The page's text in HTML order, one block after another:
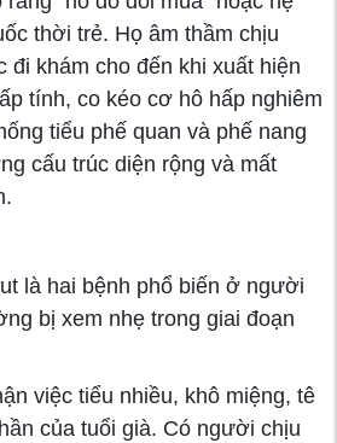
thời trẻ. Họ âm thầm chịu
khám cho đến khi xuất hiện
tính, co kéo cơ hô hấp nghiêm
tiểu phế quan và phế nang
cấu trúc diện rộng và mất
là hai bệnh phổ biến ở người
bị xem nhẹ trong giai đoạn
việc tiểu nhiều, khô miệng, tê
của tuổi già. Có người chịu